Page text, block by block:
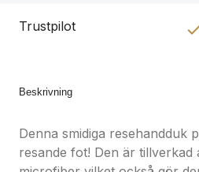
Trustpilot
Beskrivning
Denna smidiga resehandduk
resande fot! Den är tillverkad